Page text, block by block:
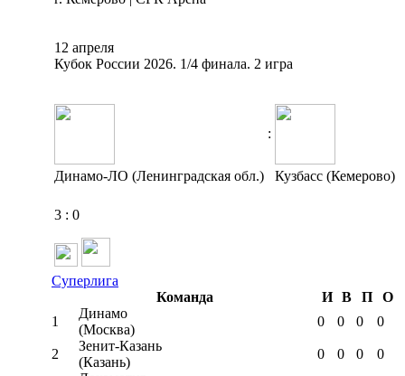
12 апреля
Кубок России 2026. 1/4 финала. 2 игра
:
Динамо-ЛО (Ленинградская обл.) Кузбасс (Кемерово)
3 : 0
Суперлига
Команда
И В П
О
1
Динамо
(Москва)
0 0 0 0
2
Зенит-Казань
(Казань)
0 0 0 0